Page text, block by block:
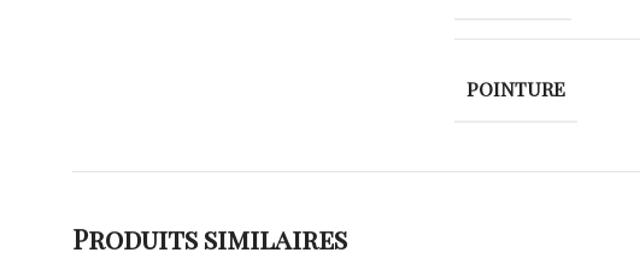
POINTURE
Produits similaires